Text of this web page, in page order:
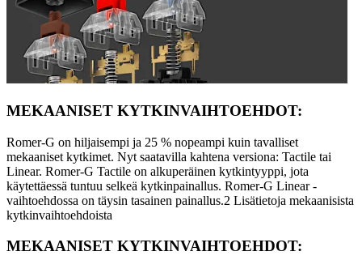
MEKAANISET KYTKINVAIHTOEHDOT:
Romer-G on hiljaisempi ja 25 % nopeampi kuin tavalliset
mekaaniset kytkimet. Nyt saatavilla kahtena versiona: Tactile tai
Linear. Romer-G Tactile on alkuperäinen kytkintyyppi, jota
käytettäessä tuntuu selkeä kytkinpainallus. Romer-G Linear -
vaihtoehdossa on täysin tasainen painallus.2 Lisätietoja mekaanisista
kytkinvaihtoehdoista
MEKAANISET KYTKINVAIHTOEHDOT: